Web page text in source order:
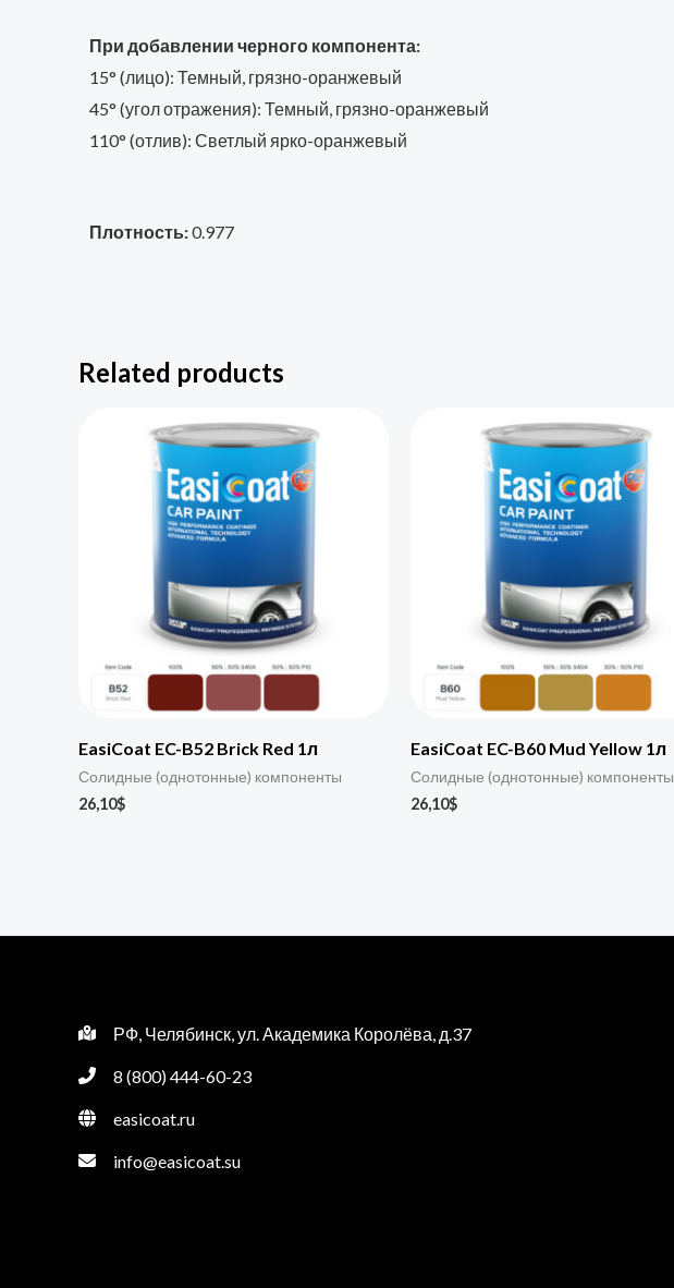
При добавлении черного компонента:
15° (лицо): Темный, грязно-оранжевый
45° (угол отражения): Темный, грязно-оранжевый
110° (отлив): Светлый ярко-оранжевый
Плотность:0.977
Related products
EasiCoat EC-B52 Brick Red 1л
Солидные (однотонные) компоненты
26,10$
EasiCoat EC-B60 Mud Yellow 1л
Солидные (однотонные) компоненты
26,10$
РФ, Челябинск, ул. Академика Королёва, д.37
8 (800) 444-60-23
easicoat.ru
info@easicoat.su